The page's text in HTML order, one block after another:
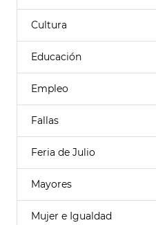
Cultura
Educación
Empleo
Fallas
Feria de Julio
Mayores
Mujer e Igualdad